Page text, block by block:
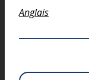
Anglais